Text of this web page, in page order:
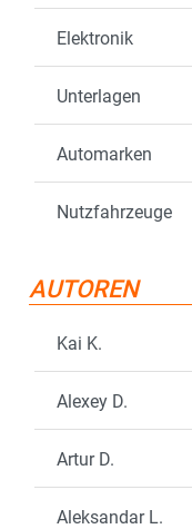
Elektronik
Unterlagen
Automarken
Nutzfahrzeuge
AUTOREN
Kai K.
Alexey D.
Artur D.
Aleksandar L.